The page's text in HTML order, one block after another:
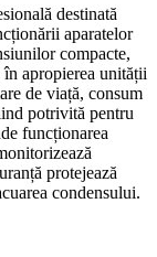
destinată
aparatelor
compacte,
în apropierea unității
de viață, consum
potrivită pentru
funcționarea
protejează
condensului.